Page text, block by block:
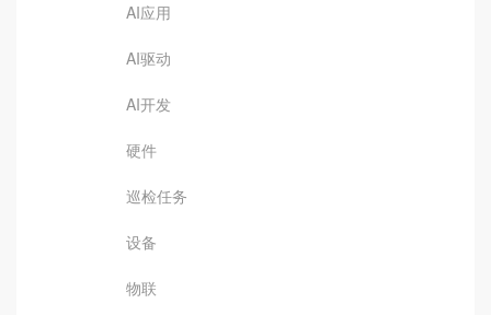
AI应用
AI驱动
AI开发
硬件
巡检任务
设备
物联